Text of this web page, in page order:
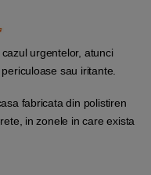
urgentelor, atunci
sau iritante.
fabricata din polistiren
in zonele in care exista